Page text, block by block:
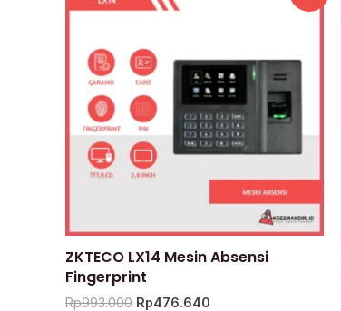
ZKTECO LX14 Mesin Absensi
Fingerprint
Rp993.000
adalah:
Rp476.640